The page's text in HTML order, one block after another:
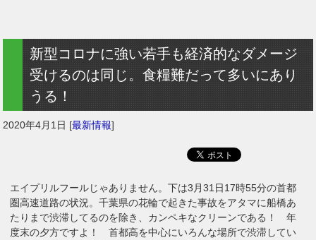
新型コロナに強い若手も経済的なダメージ
受けるのは同じ。食糧難だって多いにあり
うる！
2020年4月1日 [最新情報]
エイプリルフールじゃありません。下は3月31日17時55分の首都
圏高速道路の状況。千葉県の花輪で起きた事故をアタマに船橋あ
たりまで渋滞してるのを除き、カンペキなクリーンである！ 年
度末の夕方ですよ！ 首都高を中心にいろんな場所で渋滞してい